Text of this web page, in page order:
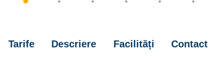
Tarife Descriere Facilități Contact